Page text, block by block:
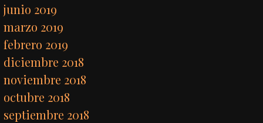
junio 2019
marzo 2019
febrero 2019
diciembre 2018
noviembre 2018
octubre 2018
septiembre 2018